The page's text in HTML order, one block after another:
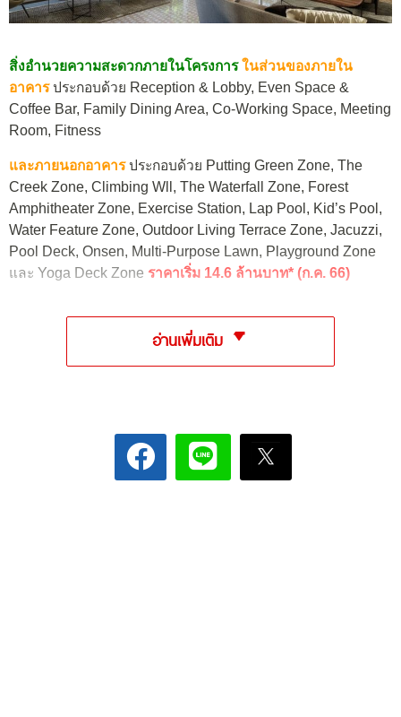
สิ่งอำนวยความสะดวกภายในโครงการ ในส่วนของภายใน
อาคารประกอบด้วย Reception & Lobby, Even Space &
Coffee Bar, Family Dining Area, Co-Working Space, Meeting
Room, Fitness
และภายนอกอาคารประกอบด้วย Putting Green Zone, The
Creek Zone, Climbing Wll, The Waterfall Zone, Forest
Amphitheater Zone, Exercise Station, Lap Pool, Kid’s Pool,
Water Feature Zone, Outdoor Living Terrace Zone, Jacuzzi,
Pool Deck, Onsen, Multi-Purpose Lawn, Playground Zone
และ Yoga Deck Zone ราคาเริ่ม 14.6 ล้านบาท* (ก.ค. 66)
อ่านเพิ่มเติม